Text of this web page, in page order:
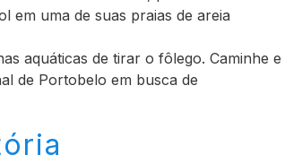
em uma de suas praias de areia
aquáticas de tirar o fôlego. Caminhe e
de Portobelo em busca de